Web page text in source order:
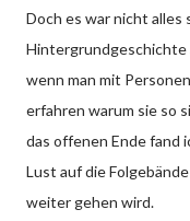
Doch es war nicht alles
Hintergrundgeschichte
wenn man mit
erfahren warum sie so
das offenen Ende fand
Lust auf die
weiter gehen wird.